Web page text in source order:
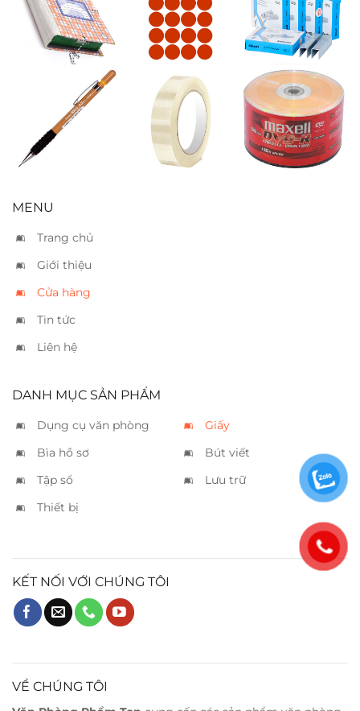
Bìa 20 lá
Nhãn decal
tròn cam 4×6
Kim bấm
Kwtrio 23/17
Bút chì bấm
Pentel 120 A319
09mm
Băng keo trong
2.5cm
DVD-R Maxell
50
MENU
Trang chủ
Giới thiệu
Cửa hàng
Tin tức
Liên hệ
DANH MỤC SẢN PHẨM
Dụng cụ văn phòng
Giấy
Bìa hồ sơ
Bút viết
Tập sổ
Lưu trữ
Thiết bị
KẾT NỐI VỚI CHÚNG TÔI
VỀ CHÚNG TÔI